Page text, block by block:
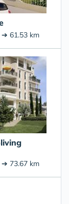
➔ 61.53 km
➔ 73.67 km